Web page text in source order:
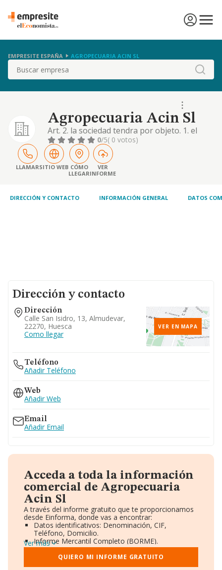
EMPRESITE ESPAÑA AGROPECUARIA ACIN SL
Buscar
Agropecuaria Acin Sl
Art. 2. la sociedad tendra por objeto. 1. el
desarrollo de la actividad ganadera,
incluyendo la crianza el engordo, y la
compraventa de ganado. 2. explotacion
agropecuaria de fincas rusticas. 3. compra,
venta, construcci
0/5( 0 votos)
LLAMARSITIO WEB CÓMO
LLEGAR
VER
INFORME
DIRECCIÓN Y CONTACTO INFORMACIÓN GENERAL DATOS
Dirección y contacto
Dirección
Calle San Isidro, 13, Almudevar,
22270, Huesca
Como llegar
VER EN MAPA
Teléfono
Añadir Teléfono
Web
Añadir Web
Email
Añadir Email
Acceda a toda la información
comercial de Agropecuaria
Acin Sl
A través del informe gratuito que te proporcionamos
desde Einforma, donde vas a encontrar:
Datos identificativos: Denominación, CIF,
Teléfono, Domicilio.
Informe Mercantil Completo (BORME).
Gráficos de Evolución Ventas y Empleados.
Consejo de Administración y Administradores.
Directivos y Ejecutivos.
Ver más
QUIERO MI INFORME GRATUITO